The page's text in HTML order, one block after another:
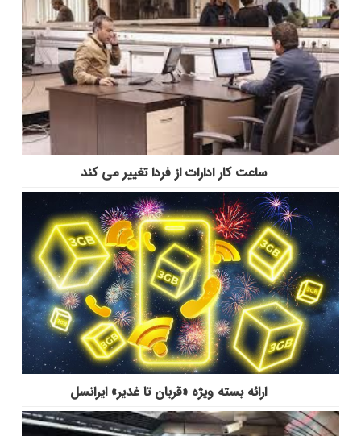
ساعت کار ادارات از فردا تغییر می کند
ارائه بسته ویژه «قربان تا غدیر» ایرانسل